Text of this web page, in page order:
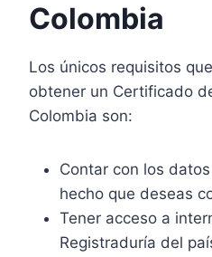
Colombia
Los únicos requisitos
obtener un Certificado
Colombia son:
Contar con los
hecho que deseas
Tener acceso a
Registraduría del